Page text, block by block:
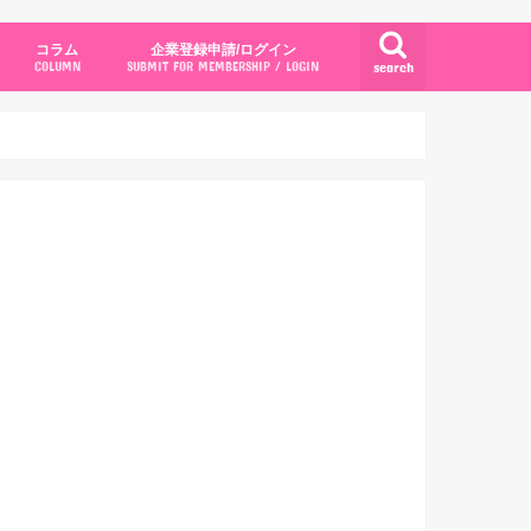
search
コラム
COLUMN
企業登録申請/ログイン
SUBMIT FOR MEMBERSHIP / LOGIN